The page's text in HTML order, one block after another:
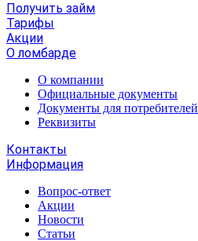
Получить займ
Тарифы
Акции
О ломбарде
О компании
Официальные документы
Документы для потребителей
Реквизиты
Контакты
Информация
Вопрос-ответ
Акции
Новости
Статьи